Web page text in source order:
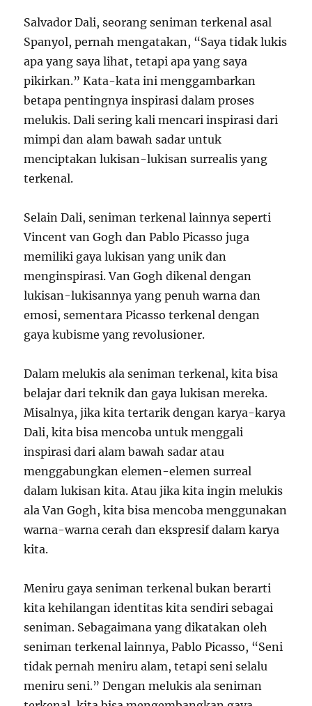
Salvador Dali, seorang seniman terkenal asal
Spanyol, pernah mengatakan, “Saya tidak lukis
apa yang saya lihat, tetapi apa yang saya
pikirkan.” Kata-kata ini menggambarkan
betapa pentingnya inspirasi dalam proses
melukis. Dali sering kali mencari inspirasi dari
mimpi dan alam bawah sadar untuk
menciptakan lukisan-lukisan surrealis yang
terkenal.
Selain Dali, seniman terkenal lainnya seperti
Vincent van Gogh dan Pablo Picasso juga
memiliki gaya lukisan yang unik dan
menginspirasi. Van Gogh dikenal dengan
lukisan-lukisannya yang penuh warna dan
emosi, sementara Picasso terkenal dengan
gaya kubisme yang revolusioner.
Dalam melukis ala seniman terkenal, kita bisa
belajar dari teknik dan gaya lukisan mereka.
Misalnya, jika kita tertarik dengan karya-karya
Dali, kita bisa mencoba untuk menggali
inspirasi dari alam bawah sadar atau
menggabungkan elemen-elemen surreal
dalam lukisan kita. Atau jika kita ingin melukis
ala Van Gogh, kita bisa mencoba menggunakan
warna-warna cerah dan ekspresif dalam karya
kita.
Meniru gaya seniman terkenal bukan berarti
kita kehilangan identitas kita sendiri sebagai
seniman. Sebagaimana yang dikatakan oleh
seniman terkenal lainnya, Pablo Picasso, “Seni
tidak pernah meniru alam, tetapi seni selalu
meniru seni.” Dengan melukis ala seniman